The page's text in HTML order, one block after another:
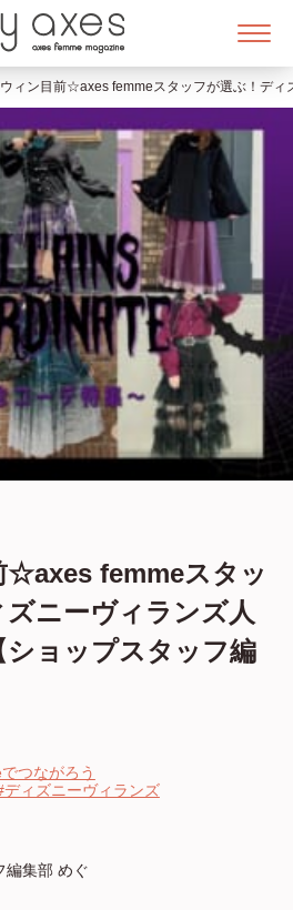
ィン目前☆axes femmeスタッフが選ぶ！ディ
☆axes femmeスタッ
ニーヴィランズ人
ョップスタッフ編
つながろう
ディズニーヴィランズ
編集部 めぐ